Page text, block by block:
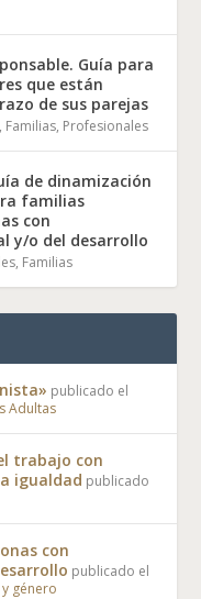
Guía para
que están
de sus parejas
, Familias, Profesionales
de dinamización
familias
con
y/o del desarrollo
, Familias
publicado el
Adultas
trabajo con
igualdad publicado
con
publicado el
y género